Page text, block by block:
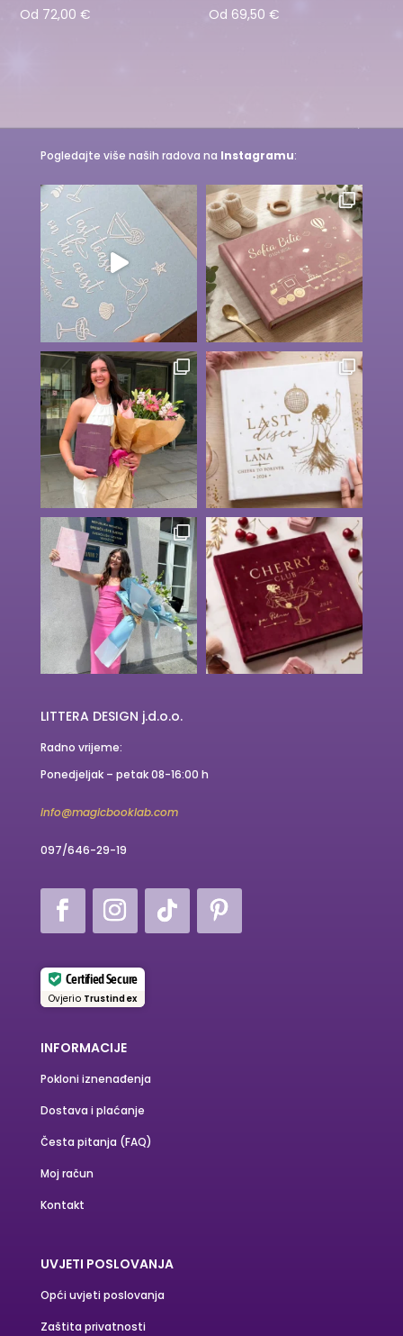
Od 72,00€
Od 69,50€
Pogledajte više naših radova na Instagramu:
LITTERA DESIGN j.d.o.o.
Radno vrijeme:
Ponedjeljak – petak 08-16:00 h
info@magicbooklab.com
097/646-29-19
Certified Secure
Ovjerio Trustindex
INFORMACIJE
Pokloni iznenađenja
Dostava i plaćanje
Česta pitanja (FAQ)
Moj račun
Kontakt
UVJETI POSLOVANJA
Opći uvjeti poslovanja
Zaštita privatnosti